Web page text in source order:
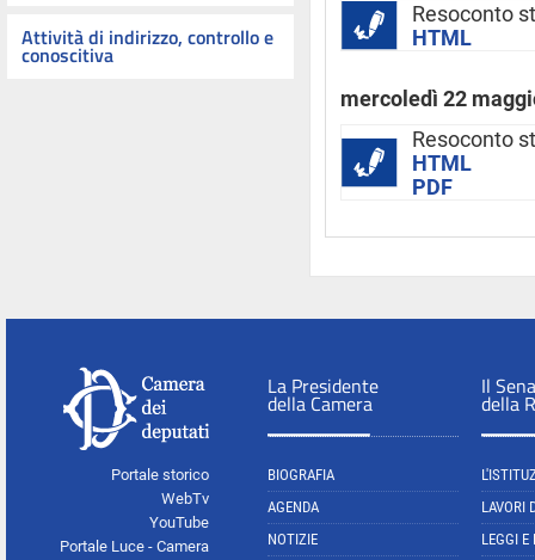
Attività di indirizzo, controllo e
conoscitiva
Resoconto
HTML
mercoledì 22
Resoconto
HTML
PDF
Portale storico
WebTv
YouTube
Portale Luce - Camera
La Presidente
della Camera
BIOGRAFIA
AGENDA
NOTIZIE
Il
della
LAVORI
LEGGI E